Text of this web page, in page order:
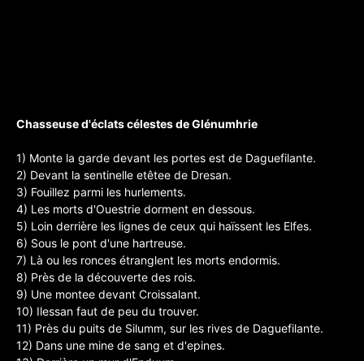
Chasseuse d'éclats célestes de Glénumhrie
1) Monte la garde devant les portes est de Daguefilante.
2) Devant la sentinelle etêtee de Dresan.
3) Fouillez parmi les hurlements.
4) Les morts d'Ouestrie dorment en dessous.
5) Loin derrière les lignes de ceux qui haïssent les Elfes.
6) Sous le pont d'une hartreuse.
7) Là ou les ronces étranglent les morts endormis.
8) Près de la découverte des rois.
9) Une montee devant Croissalant.
10) Ilessan faut de peu du trouver.
11) Près du puits de Silumm, sur les rives de Daguefilante.
12) Dans une mine de sang et d'epines.